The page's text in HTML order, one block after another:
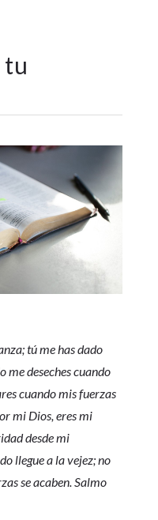
tu
tú me has dado
me deseches cuando
cuando mis fuerzas
mi Dios, eres mi
desde mi
llegue a la vejez; no
se acaben. Salmo